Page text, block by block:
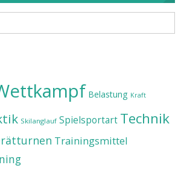
Belastung Kraft
Skilanglauf Spielsportart Technik
Trainingsmittel